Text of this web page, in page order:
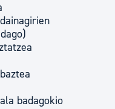
badagokio